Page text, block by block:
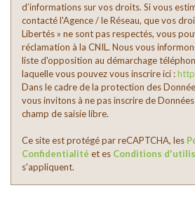
d’informations sur vos droits. Si vous
contacté l'Agence / le Réseau, que vos
Libertés » ne sont pas respectés, vous
réclamation à la CNIL. Nous vous
liste d'opposition au démarchage
laquelle vous pouvez vous inscrire ici :
Dans le cadre de la protection des
vous invitons à ne pas inscrire de
champ de saisie libre.
Ce site est protégé par reCAPTCHA, les
Confidentialité et es Conditions
s'appliquent.